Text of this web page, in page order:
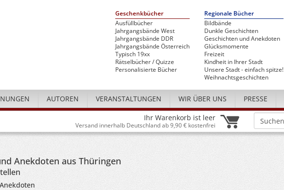
Geschenkbücher
Ausfüllbücher
Jahrgangsbände West
Jahrgangsbände DDR
Jahrgangsbände Österreich
Typisch 19xx
Rätselbücher / Quizze
Personalisierte Bücher
Regionale Bücher
Bildbände
Dunkle Geschichten
Geschichten und Anekdoten
Glücksmomente
Freizeit
Kindheit in Ihrer Stadt
Unsere Stadt - einfach spitze!
Weihnachtsgeschichten
AUTOREN VERANSTALTUNGEN WIR ÜBER UNS PRESSE
Ihr Warenkorb ist leer
Versand innerhalb Deutschland ab 9,90 € kostenfrei
Anekdoten aus Thüringen